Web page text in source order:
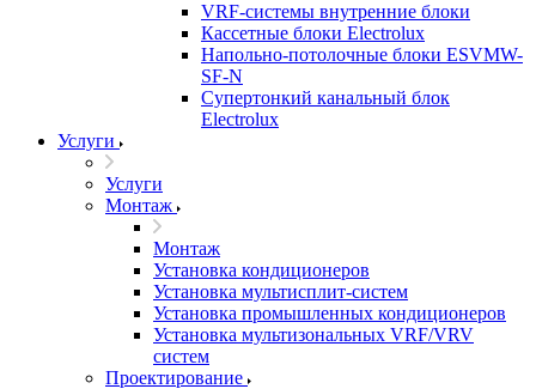
VRF-системы внутренние блоки
Кассетные блоки Electrolux
Напольно-потолочные блоки ESVMW-
SF-N
Супертонкий канальный блок
Electrolux
Услуги
Услуги
Монтаж
Монтаж
Установка кондиционеров
Установка мультисплит-систем
Установка промышленных кондиционеров
Установка мультизональных VRF/VRV
систем
Проектирование